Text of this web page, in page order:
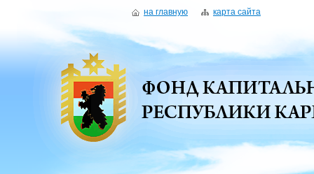
на главную карта сайта